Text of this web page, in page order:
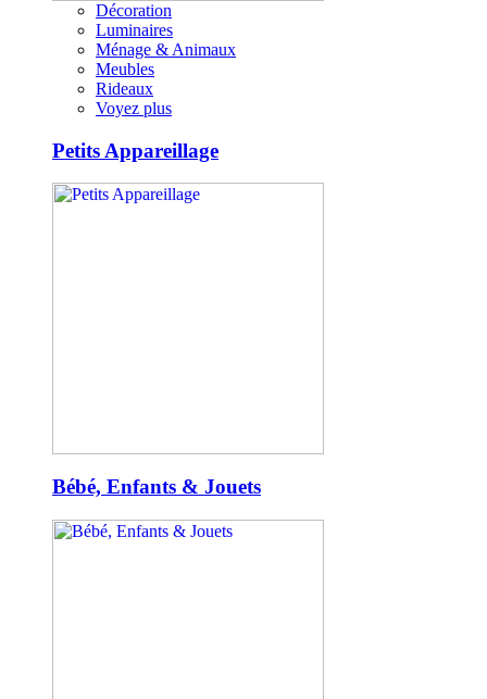
Décoration
Luminaires
Ménage & Animaux
Meubles
Rideaux
Voyez plus
Petits Appareillage
Bébé, Enfants & Jouets